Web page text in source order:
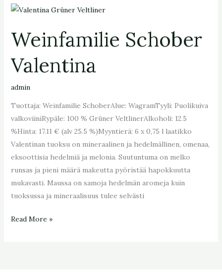
Weinfamilie Schober
Valentina
admin
Tuottaja: Weinfamilie SchoberAlue: WagramTyyli: Puolikuiva
valkoviiniRypäle: 100 % Grüner VeltlinerAlkoholi: 12.5
%Hinta: 17.11 € (alv 25.5 %)Myyntierä: 6 x 0,75 l laatikko
Valentinan tuoksu on mineraalinen ja hedelmällinen, omenaa,
eksoottisia hedelmiä ja melonia. Suutuntuma on melko
runsas ja pieni määrä makeutta pyöristää hapokkuutta
mukavasti. Maussa on samoja hedelmän aromeja kuin
tuoksussa ja mineraalisuus tulee selvästi
Weinfamilie
Valentina
Read More »